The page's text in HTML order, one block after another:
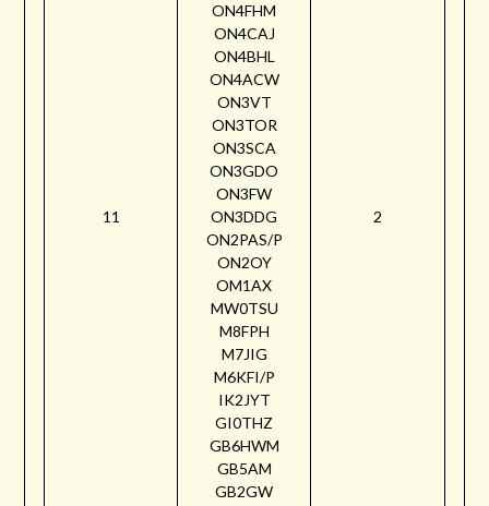
11
ON4FHM
ON4CAJ
ON4BHL
ON4ACW
ON3VT
ON3TOR
ON3SCA
ON3GDO
ON3FW
ON3DDG
ON2PAS/P
ON2OY
OM1AX
MW0TSU
M8FPH
M7JIG
M6KFI/P
IK2JYT
GI0THZ
GB6HWM
GB5AM
GB2GW
2